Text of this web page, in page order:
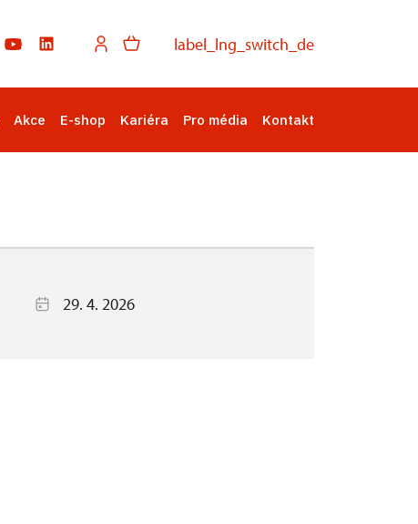
label_lng_switch_de
Akce E-shop Kariéra Pro média Kontakt
29. 4. 2026